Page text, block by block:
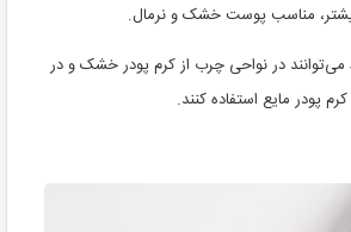
مناسب پوست خشک و نرمال.
می‌توانند در نواحی چرب از کرم پودر خشک و در
مایع استفاده کنند.